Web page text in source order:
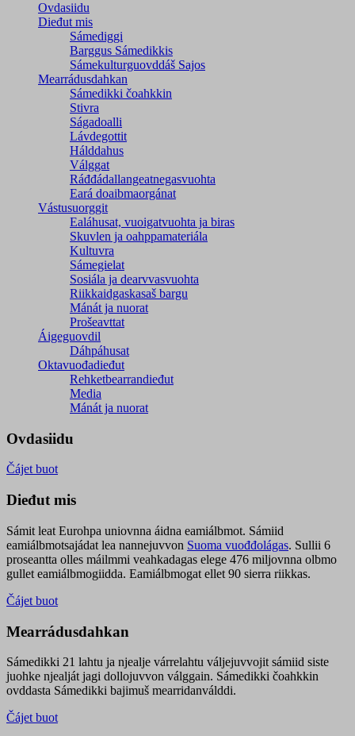
Ovdasiidu
Dieđut mis
Sámediggi
Barggus Sámedikkis
Sámekulturguovddáš Sajos
Mearrádusdahkan
Sámedikki čoahkkin
Stivra
Ságadoalli
Lávdegottit
Hálddahus
Válggat
Ráđđádallangeatnegas­vuohta
Eará doaibmaorgánat
Vástusuorggit
Ealáhusat, vuoigatvuohta ja biras
Skuvlen ja oahppamateriála
Kultuvra
Sámegielat
Sosiála ja dearvvasvuohta
Riikkaidgaskasaš bargu
Mánát ja nuorat
Prošeavttat
Áigeguovdil
Dáhpáhusat
Oktavuođadieđut
Rehketbearrandieđut
Media
Mánát ja nuorat
Ovdasiidu
Čájet buot
Dieđut mis
Sámit leat Eurohpa uniovnna áidna eamiálbmot. Sámiid
eamiálbmotsajádat lea nannejuvvon Suoma vuođđolágas. Sullii 6
proseantta olles máilmmi veahkadagas elege 476 miljovnna olbmo
gullet eamiálbmogiidda. Eamiálbmogat ellet 90 sierra riikkas.
Čájet buot
Mearrádusdahkan
Sámedikki 21 lahtu ja njealje várrelahtu váljejuvvojit sámiid siste
juohke njealját jagi dollojuvvon válggain. Sámedikki čoahkkin
ovddasta Sámedikki bajimuš mearridanválddi.
Čájet buot